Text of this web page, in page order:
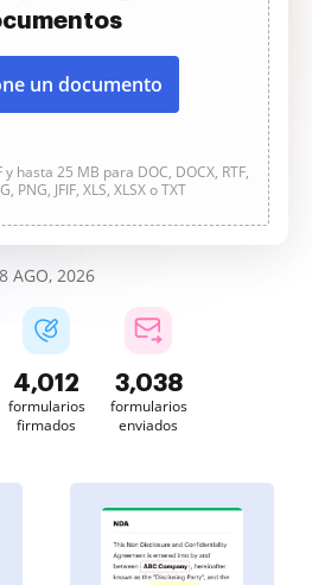
un documento
hasta 25 MB para DOC, DOCX, RTF,
PNG, JFIF, XLS, XLSX o TXT
8 AGO, 2026
4,012
formularios
firmados
3,038
formularios
enviados